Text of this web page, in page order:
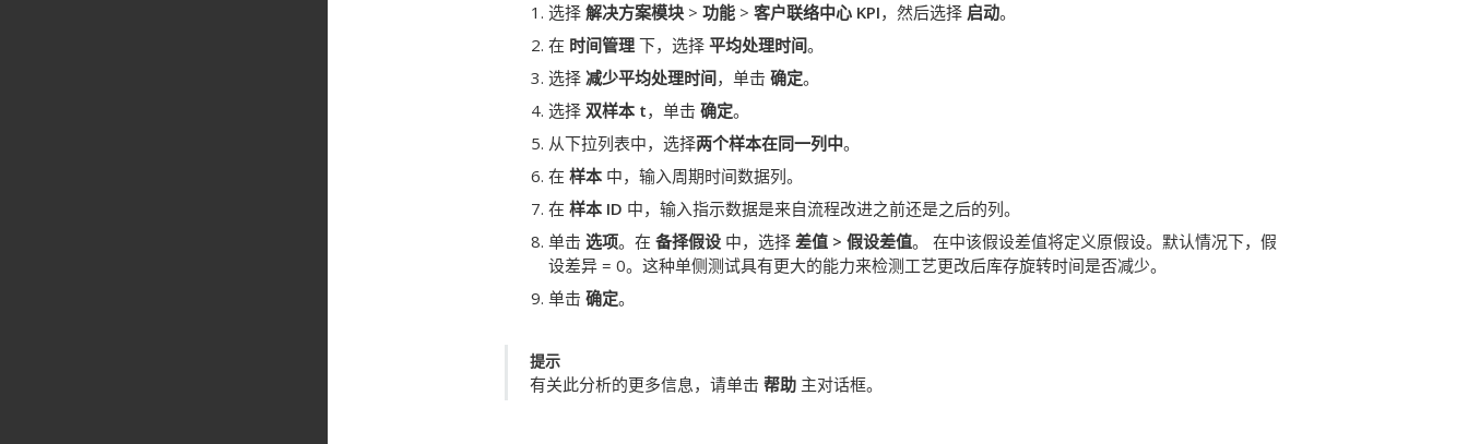
选择 解决方案模块 > 功能 > 客户联络中心 KPI，然后选择 启动。
在 时间管理 下，选择 平均处理时间。
选择 减少平均处理时间，单击 确定。
选择 双样本 t，单击 确定。
从下拉列表中，选择两个样本在同一列中。
在 样本 中，输入周期时间数据列。
在 样本 ID 中，输入指示数据是来自流程改进之前还是之后的列。
单击 选项。在 备择假设 中，选择 差值 > 假设差值。
在中该假设差值将定义原假设。默认情况下，假
设差异 = 0。这种单侧测试具有更大的能力来检测工艺更改后库存旋转时间是否减少。
单击 确定。
提示
有关此分析的更多信息，请单击 帮助 主对话框。